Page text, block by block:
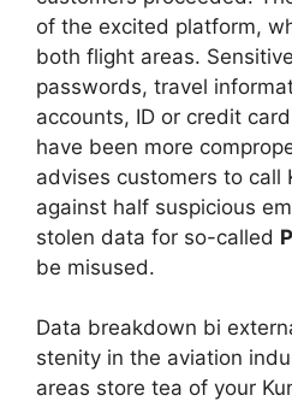
of the excited platform,
both flight areas.
passwords, travel
accounts, ID or credit
have been more
advises customers to call
against half suspicious
stolen data for so-called
be misused.
Data breakdown bi
stenity in the aviation
areas store tea of your